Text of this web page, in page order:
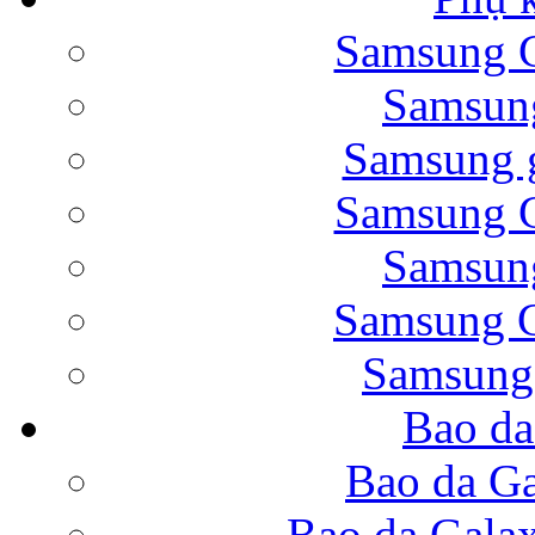
Bao da Samsung
Bao da Galaxy
Nắp lưng Samsung
Samsung
Samsung
Samsung
Bao
Bao da